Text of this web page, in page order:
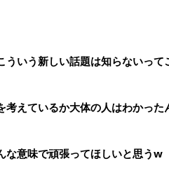
ういう新しい話題は知らないっ
考えているか大体の人はわかった
な意味で頑張ってほしいと思うw